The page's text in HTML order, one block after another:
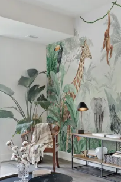
Standard
385.83 .50 kr/m²
Premium
448.33269.00kr/m²
Premium vinyl
516.67310.00kr/m²
Peel and Stick